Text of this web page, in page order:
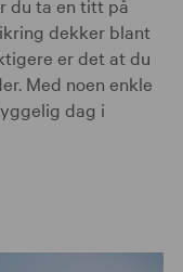
dekker blant
er det at du
Med noen enkle
dag i